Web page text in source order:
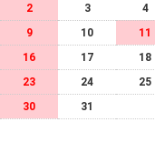
2
3 4
9
10 11
16
17 18
23
24 25
30
31